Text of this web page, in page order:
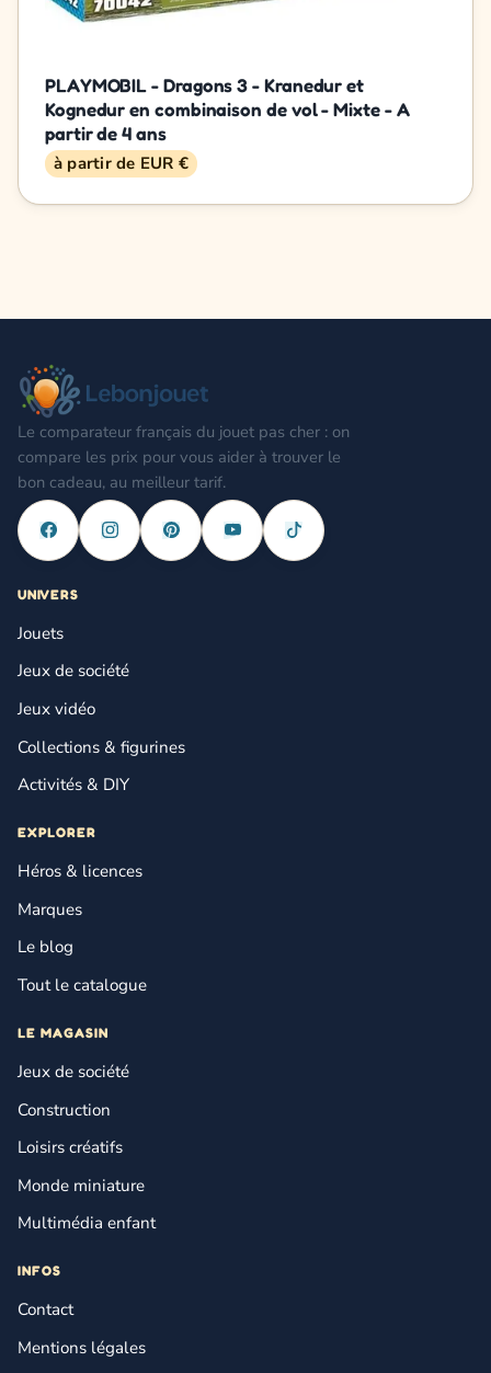
PLAYMOBIL - Dragons 3 - Kranedur et
Kognedur en combinaison de vol - Mixte - A
partir de 4 ans
à partir de EUR €
Le comparateur français du jouet pas cher : on
compare les prix pour vous aider à trouver le
bon cadeau, au meilleur tarif.
UNIVERS
Jouets
Jeux de société
Jeux vidéo
Collections & figurines
Activités & DIY
EXPLORER
Héros & licences
Marques
Le blog
Tout le catalogue
LE MAGASIN
Jeux de société
Construction
Loisirs créatifs
Monde miniature
Multimédia enfant
INFOS
Contact
Mentions légales